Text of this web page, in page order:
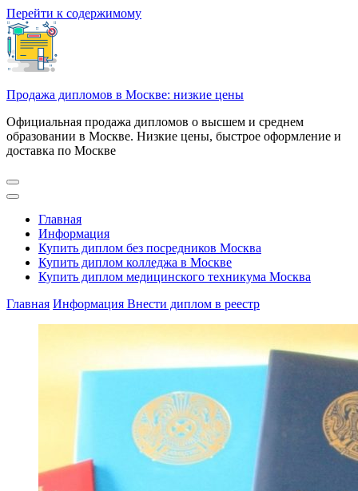
Перейти к содержимому
Продажа дипломов в Москве: низкие цены
Официальная продажа дипломов о высшем и среднем
образовании в Москве. Низкие цены, быстрое оформление и
доставка по Москве
Главная
Информация
Купить диплом без посредников Москва
Купить диплом колледжа в Москве
Купить диплом медицинского техникума Москва
Главная Информация Внести диплом в реестр